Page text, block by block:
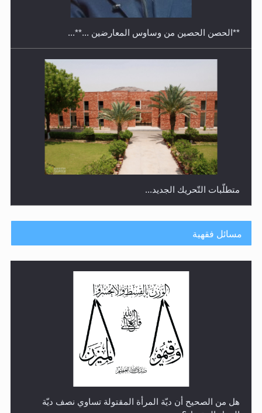
**الحصن الحصين من وساوس المعارضين ...**...
متطلَّبات التّحريك الجديد...
رأيٌ في لغة المسيح الموعود عليه السلام.. 4...
مسائل فقهية
هل من الصحيح أن ديّة المرأة المقتولة تساوي نصف ديّة